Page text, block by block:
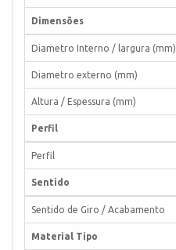
Dimensões
Diametro Interno / largura (mm)
Diametro externo (mm)
Altura / Espessura (mm)
Perfil
Perfil
Sentido
Sentido de Giro / Acabamento
Material Tipo